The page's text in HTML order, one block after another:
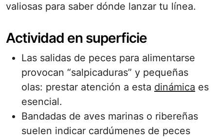
valiosas para saber dónde lanzar tu línea.
Actividad en superficie
Las salidas de peces para alimentarse
provocan “salpicaduras” y pequeñas
olas: prestar atención a esta dinámica es
esencial.
Bandadas de aves marinas o ribereñas
suelen indicar cardúmenes de peces